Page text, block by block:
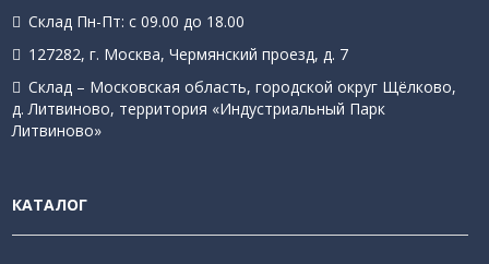
Склад Пн-Пт: с 09.00 до 18.00
127282, г. Москва, Чермянский проезд, д. 7
Склад – Московская область, городской округ Щёлково,
д. Литвиново, территория «Индустриальный Парк
Литвиново»
КАТАЛОГ